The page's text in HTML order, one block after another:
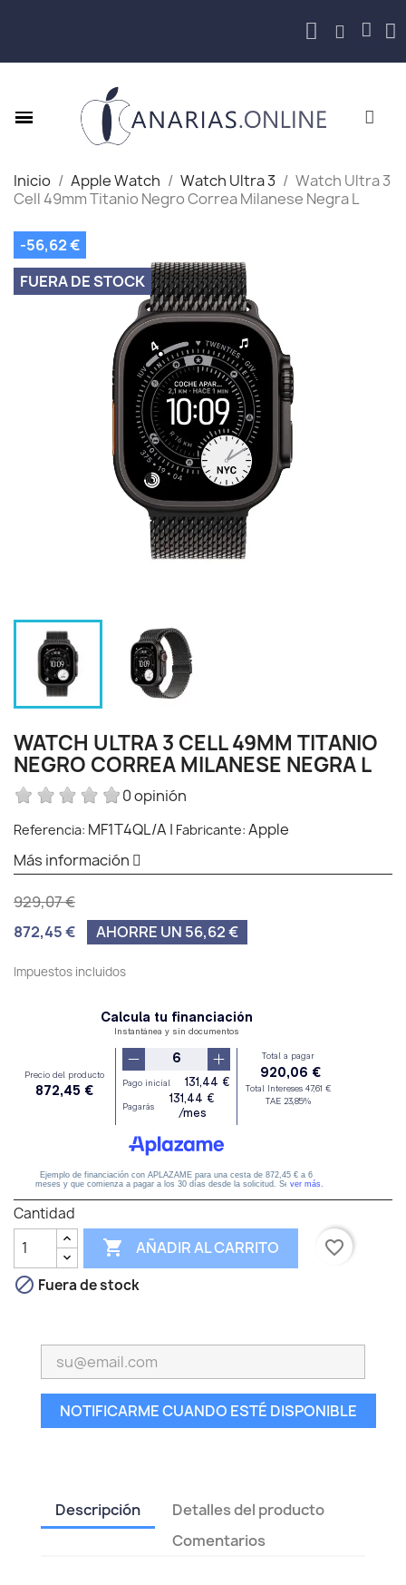
Inicio Apple Watch Watch Ultra 3
Watch Ultra 3
Cell 49mm Titanio Negro Correa Milanese Negra L
-56,62 €
FUERA DE STOCK
WATCH ULTRA 3 CELL 49MM TITANIO
NEGRO CORREA MILANESE NEGRA L
0 opinión
Referencia: MF1T4QL/A | Fabricante: Apple
Más información
929,07 €
872,45 €
AHORRE UN 56,62 €
Impuestos incluidos
Cantidad
 AÑADIR AL CARRITO
favorite_border
 Fuera de stock
NOTIFICARME CUANDO ESTÉ DISPONIBLE
Descripción
Detalles del producto
Comentarios